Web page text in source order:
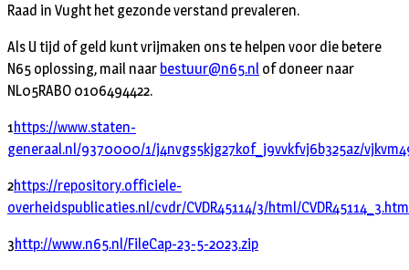
Raad in Vught het gezonde verstand prevaleren.
Als U tijd of geld kunt vrijmaken ons te helpen voor die betere
N65 oplossing, mail naar bestuur@n65.nl of doneer naar
NL05RABO 0106494422.
1https://www.staten-
generaal.nl/9370000/1/j4nvgs5kjg27kof_j9vvkfvj6b325az/
2https://repository.officiele-
overheidspublicaties.nl/cvdr/CVDR45114/3/html/
3http://www.n65.nl/FileCap-23-5-2023.zip